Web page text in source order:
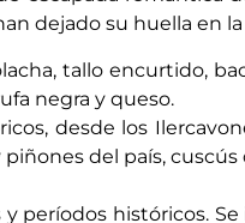
dejado su huella en
tallo encurtido,
negra y queso.
desde los
del país,
históricos.